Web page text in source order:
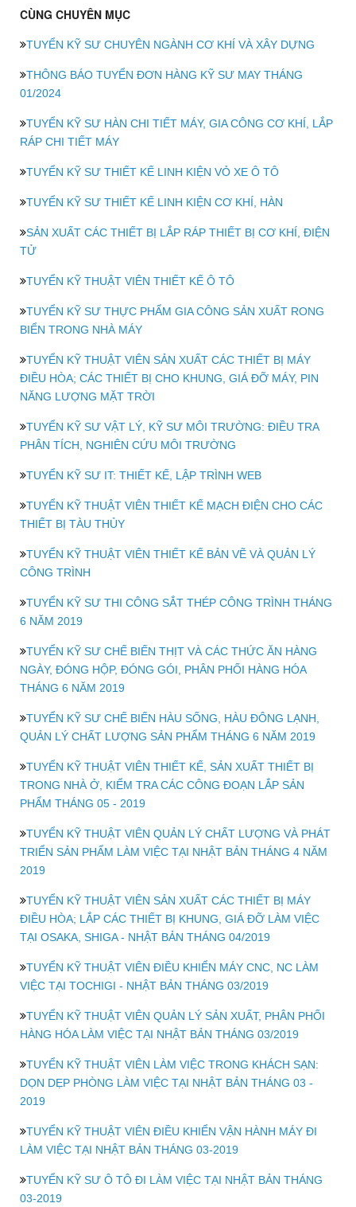
CÙNG CHUYÊN MỤC
TUYỂN KỸ SƯ CHUYÊN NGÀNH CƠ KHÍ VÀ XÂY DỰNG
THÔNG BÁO TUYỂN ĐƠN HÀNG KỸ SƯ MAY THÁNG
01/2024
TUYỂN KỸ SƯ HÀN CHI TIẾT MÁY, GIA CÔNG CƠ KHÍ, LẮP
RÁP CHI TIẾT MÁY
TUYỂN KỸ SƯ THIẾT KẾ LINH KIỆN VỎ XE Ô TÔ
TUYỂN KỸ SƯ THIẾT KẾ LINH KIỆN CƠ KHÍ, HÀN
SẢN XUẤT CÁC THIẾT BỊ LẮP RÁP THIẾT BỊ CƠ KHÍ, ĐIỆN
TỬ
TUYỂN KỸ THUẬT VIÊN THIẾT KẾ Ô TÔ
TUYỂN KỸ SƯ THỰC PHẨM GIA CÔNG SẢN XUẤT RONG
BIỂN TRONG NHÀ MÁY
TUYỂN KỸ THUẬT VIÊN SẢN XUẤT CÁC THIẾT BỊ MÁY
ĐIỀU HÒA; CÁC THIẾT BỊ CHO KHUNG, GIÁ ĐỠ MÁY, PIN
NĂNG LƯỢNG MẶT TRỜI
TUYỂN KỸ SƯ VẬT LÝ, KỸ SƯ MÔI TRƯỜNG: ĐIỀU TRA
PHÂN TÍCH, NGHIÊN CỨU MÔI TRƯỜNG
TUYỂN KỸ SƯ IT: THIẾT KẾ, LẬP TRÌNH WEB
TUYỂN KỸ THUẬT VIÊN THIẾT KẾ MẠCH ĐIỆN CHO CÁC
THIẾT BỊ TÀU THỦY
TUYỂN KỸ THUẬT VIÊN THIẾT KẾ BẢN VẼ VÀ QUẢN LÝ
CÔNG TRÌNH
TUYỂN KỸ SƯ THI CÔNG SẮT THÉP CÔNG TRÌNH THÁNG
6 NĂM 2019
TUYỂN KỸ SƯ CHẾ BIẾN THỊT VÀ CÁC THỨC ĂN HÀNG
NGÀY, ĐÓNG HỘP, ĐÓNG GÓI, PHÂN PHỐI HÀNG HÓA
THÁNG 6 NĂM 2019
TUYỂN KỸ SƯ CHẾ BIẾN HÀU SỐNG, HÀU ĐÔNG LẠNH,
QUẢN LÝ CHẤT LƯỢNG SẢN PHẨM THÁNG 6 NĂM 2019
TUYỂN KỸ THUẬT VIÊN THIẾT KẾ, SẢN XUẤT THIẾT BỊ
TRONG NHÀ Ở, KIỂM TRA CÁC CÔNG ĐOẠN LẮP SẢN
PHẨM THÁNG 05 - 2019
TUYỂN KỸ THUẬT VIÊN QUẢN LÝ CHẤT LƯỢNG VÀ PHÁT
TRIỂN SẢN PHẨM LÀM VIỆC TẠI NHẬT BẢN THÁNG 4 NĂM
2019
TUYỂN KỸ THUẬT VIÊN SẢN XUẤT CÁC THIẾT BỊ MÁY
ĐIỀU HÒA; LẮP CÁC THIẾT BỊ KHUNG, GIÁ ĐỠ LÀM VIỆC
TẠI OSAKA, SHIGA - NHẬT BẢN THÁNG 04/2019
TUYỂN KỸ THUẬT VIÊN ĐIỀU KHIỂN MÁY CNC, NC LÀM
VIỆC TẠI TOCHIGI - NHẬT BẢN THÁNG 03/2019
TUYỂN KỸ THUẬT VIÊN QUẢN LÝ SẢN XUẤT, PHÂN PHỐI
HÀNG HÓA LÀM VIỆC TẠI NHẬT BẢN THÁNG 03/2019
TUYỂN KỸ THUẬT VIÊN LÀM VIỆC TRONG KHÁCH SẠN:
DỌN DẸP PHÒNG LÀM VIỆC TẠI NHẬT BẢN THÁNG 03 -
2019
TUYỂN KỸ THUẬT VIÊN ĐIỀU KHIỂN VẬN HÀNH MÁY ĐI
LÀM VIỆC TẠI NHẬT BẢN THÁNG 03-2019
TUYỂN KỸ SƯ Ô TÔ ĐI LÀM VIỆC TẠI NHẬT BẢN THÁNG
03-2019